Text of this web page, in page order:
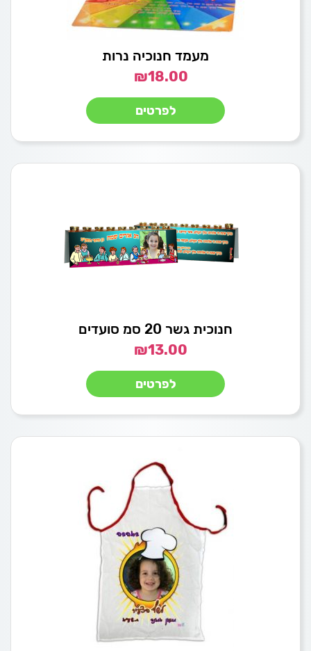
מעמד חנוכיה נרות
₪18.00
לפרטים
חנוכית גשר 20 סמ סועדים
₪13.00
לפרטים